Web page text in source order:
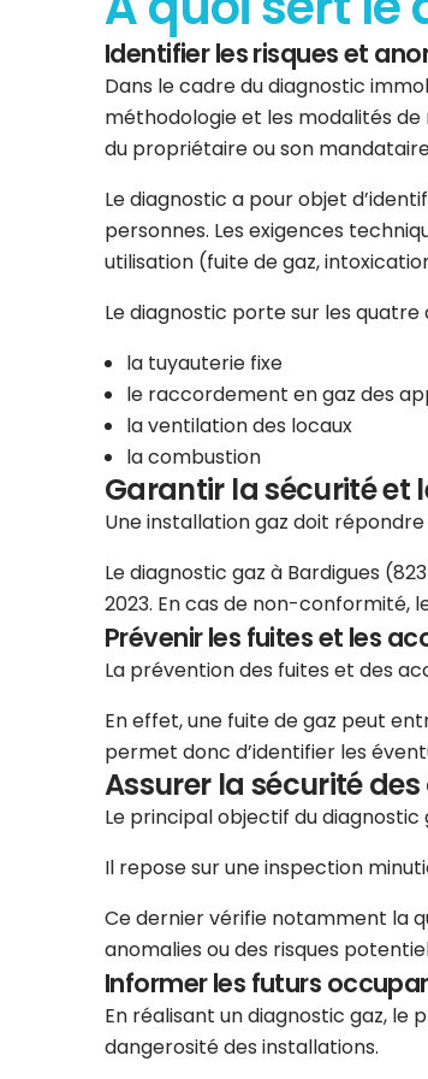
Identifier les risques et
Dans le cadre du diagnostic
méthodologie et les modalités
du propriétaire ou son
Le diagnostic a pour objet
personnes. Les exigences
utilisation (fuite de gaz,
Le diagnostic porte sur les quatre
la tuyauterie fixe
le raccordement en gaz des
la ventilation des locaux
la combustion
Garantir la sécurité et
Une installation gaz doit
Le diagnostic gaz à Bardigues
2023. En cas de non-conformité,
Prévenir les fuites et les
La prévention des fuites et des
En effet, une fuite de gaz peut
permet donc d’identifier les
Assurer la sécurité
Le principal objectif du
Il repose sur une inspection
Ce dernier vérifie notamment la
anomalies ou des risques
Informer les futurs
En réalisant un diagnostic gaz,
dangerosité des installations.